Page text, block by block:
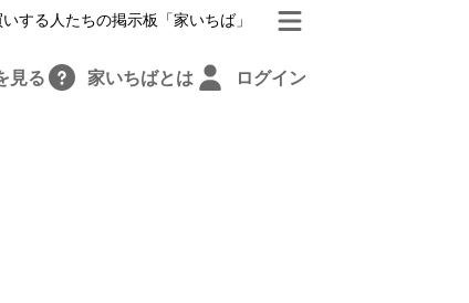
する人たちの掲示板「家いちば」
見る 家いちばとは ログイン